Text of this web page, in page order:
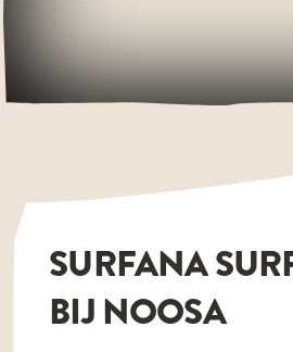
SURFANA
BIJ NOOSA